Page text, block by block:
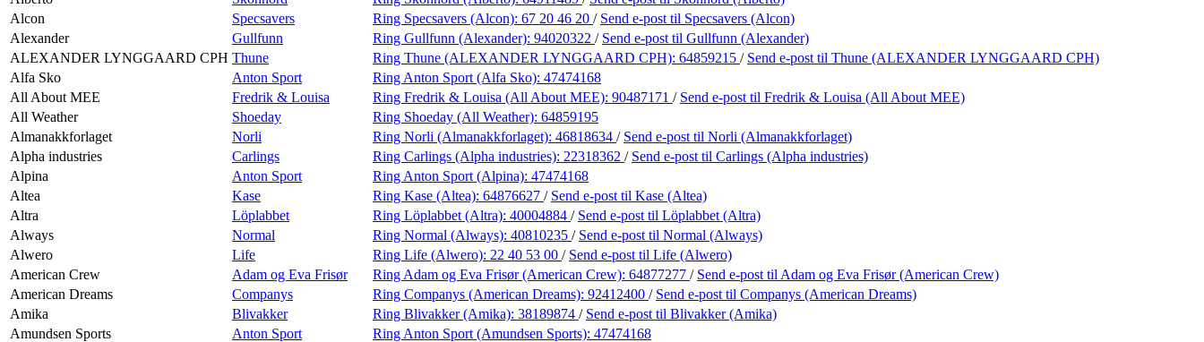
Alcon
Specsavers Ring Specsavers (Alcon): 67 20 46 20 / Send e-post til Specsavers (Alcon)
Alexander
Gullfunn Ring Gullfunn (Alexander): 94020322 / Send e-post til Gullfunn (Alexander)
ALEXANDER LYNGGAARD CPH Thune Ring Thune (ALEXANDER LYNGGAARD CPH): 64859215 / Send e-post til Thune (ALEXANDER LYNGGAARD CPH)
Alfa Sko
Anton Sport Ring Anton Sport (Alfa Sko): 47474168
All About MEE
Fredrik & Louisa Ring Fredrik & Louisa (All About MEE): 90487171 / Send e-post til Fredrik & Louisa (All About MEE)
All Weather
Shoeday Ring Shoeday (All Weather): 64859195
Almanakkforlaget
Norli Ring Norli (Almanakkforlaget): 46818634 / Send e-post til Norli (Almanakkforlaget)
Alpha industries
Carlings Ring Carlings (Alpha industries): 22318362 / Send e-post til Carlings (Alpha industries)
Alpina
Anton Sport Ring Anton Sport (Alpina): 47474168
Altea
Kase Ring Kase (Altea): 64876627 / Send e-post til Kase (Altea)
Altra
Löplabbet Ring Löplabbet (Altra): 40004884 / Send e-post til Löplabbet (Altra)
Always
Normal Ring Normal (Always): 40810235 / Send e-post til Normal (Always)
Alwero
Life Ring Life (Alwero): 22 40 53 00 / Send e-post til Life (Alwero)
American Crew
Adam og Eva Frisør Ring Adam og Eva Frisør (American Crew): 64877277 / Send e-post til Adam og Eva Frisør (American Crew)
American Dreams
Companys Ring Companys (American Dreams): 92412400 / Send e-post til Companys (American Dreams)
Amika
Blivakker Ring Blivakker (Amika): 38189874 / Send e-post til Blivakker (Amika)
Amundsen Sports
Anton Sport Ring Anton Sport (Amundsen Sports): 47474168